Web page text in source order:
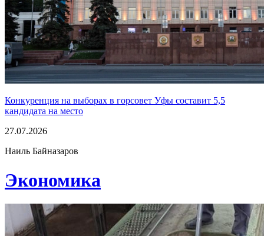
Конкуренция на выборах в горсовет Уфы составит 5,5
кандидата на место
27.07.2026
Наиль Байназаров
Экономика